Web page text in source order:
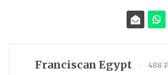
Franciscan Egypt
488